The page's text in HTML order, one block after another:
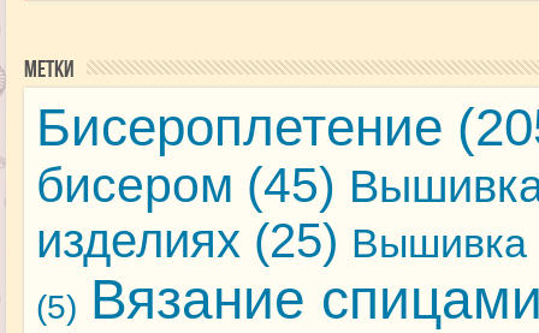
Метки
Бисероплетение
бисером (45)
изделиях (25) Вышивка
(5) Вязание